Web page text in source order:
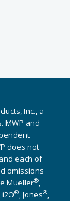
Inc., a
MWP and
does not
each of
omissions
Mueller®,
, i2O®, Jones®,